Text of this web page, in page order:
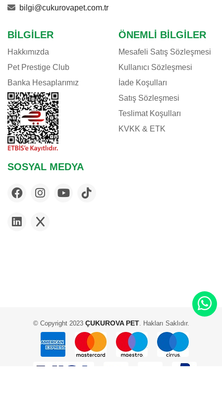
bilgi@cukurovapet.com.tr
BILGILER
Hakkımızda
Pet Prestige Club
Banka Hesaplarımız
ÖNEMLI BILGILER
Mesafeli Satış Sözleşmesi
Kullanıcı Sözleşmesi
İade Koşulları
Satış Sözleşmesi
Teslimat Koşulları
KVKK & ETK
SOSYAL MEDYA
© Copyright 2023ÇUKUROVA PET. Hakları Saklıdır.